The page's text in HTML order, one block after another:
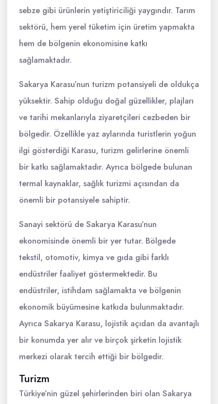
sebze gibi ürünlerin yetiştiriciliği yaygındır. Tarım
sektörü, hem yerel tüketim için üretim yapmakta
hem de bölgenin ekonomisine katkı
sağlamaktadır.
Sakarya Karasu’nun turizm potansiyeli de oldukça
yüksektir. Sahip olduğu doğal güzellikler, plajları
ve tarihi mekanlarıyla ziyaretçileri cezbeden bir
bölgedir. Özellikle yaz aylarında turistlerin yoğun
ilgi gösterdiği Karasu, turizm gelirlerine önemli
bir katkı sağlamaktadır. Ayrıca bölgede bulunan
termal kaynaklar, sağlık turizmi açısından da
önemli bir potansiyele sahiptir.
Sanayi sektörü de Sakarya Karasu’nun
ekonomisinde önemli bir yer tutar. Bölgede
tekstil, otomotiv, kimya ve gıda gibi farklı
endüstriler faaliyet göstermektedir. Bu
endüstriler, istihdam sağlamakta ve bölgenin
ekonomik büyümesine katkıda bulunmaktadır.
Ayrıca Sakarya Karasu, lojistik açıdan da avantajlı
bir konumda yer alır ve birçok şirketin lojistik
merkezi olarak tercih ettiği bir bölgedir.
Turizm
Türkiye’nin güzel şehirlerinden biri olan Sakarya